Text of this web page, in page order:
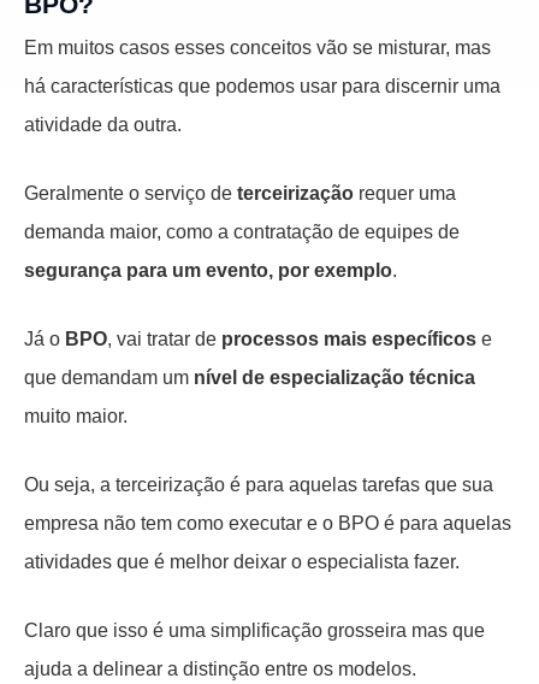
Em muitos casos esses conceitos vão se misturar, mas
há características que podemos usar para discernir uma
atividade da outra.
Geralmente o serviço de terceirização requer uma
demanda maior, como a contratação de equipes de
segurança para um evento, por exemplo.
Já o BPO, vai tratar de processos mais específicos e
que demandam um nível de especialização técnica
muito maior.
Ou seja, a terceirização é para aquelas tarefas que sua
empresa não tem como executar e o BPO é para aquelas
atividades que é melhor deixar o especialista fazer.
Claro que isso é uma simplificação grosseira mas que
ajuda a delinear a distinção entre os modelos.